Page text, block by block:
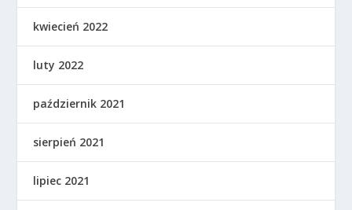
kwiecień 2022
luty 2022
październik 2021
sierpień 2021
lipiec 2021